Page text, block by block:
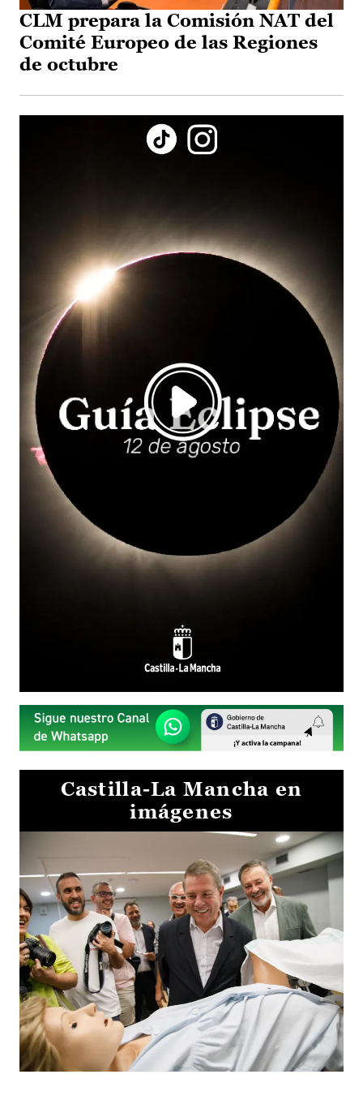
CLM prepara la Comisión NAT del
Comité Europeo de las Regiones
de octubre
Castilla-La Mancha en
imágenes